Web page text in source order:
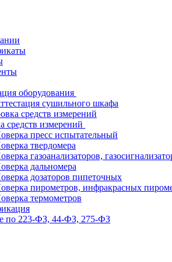
оборудования
сушильного шкафа
средств измерений
средств измерений
пресс испытательный
твердомера
газоанализаторов,
дальномера
дозаторов пипеточных
пирометров, инфракрасных
термометров
по 223-ФЗ, 44-ФЗ, 275-ФЗ